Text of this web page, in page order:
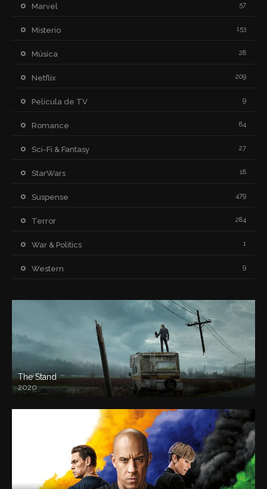
Marvel 57
Misterio 153
Música 28
Netflix 209
Película de TV 9
Romance 84
Sci-Fi & Fantasy 27
StarWars 18
Suspense 479
Terror 284
War & Politics 1
Western 9
The Stand
2020